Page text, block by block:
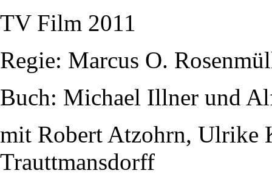
TV Film 2011
Regie: Marcus O.
Buch: Michael Illner und
mit Robert Atzohrn, Ulrike
Trauttmansdorff